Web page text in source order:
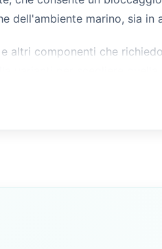
dell'ambiente marino, sia in
componenti che